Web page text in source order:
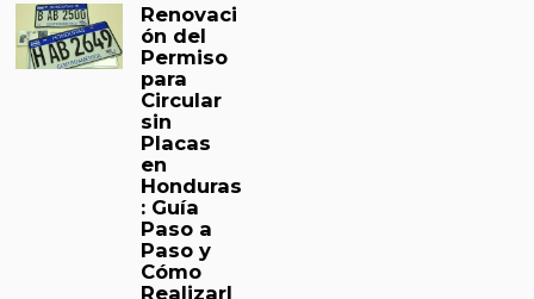
Renovaci
ón del
Permiso
para
Circular
sin
Placas
en
Honduras
: Guía
Paso a
Paso y
Cómo
Realizarl